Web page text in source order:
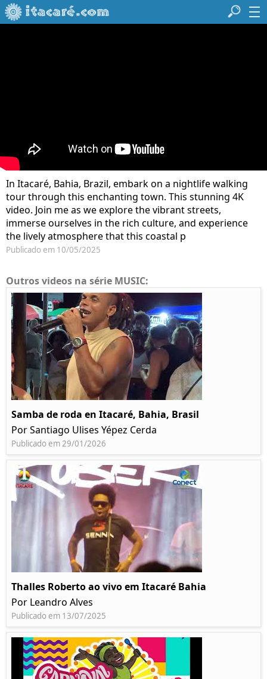
In Itacaré, Bahia, Brazil, embark on a nightlife walking
tour through this enchanting town. This stunning 4K
video. Join me as we explore the vibrant streets,
immerse ourselves in the rich culture, and experience
the lively atmosphere that this coastal p
Publicado em 10/05/2025
Outros videos na série MUSIC:
Samba de roda en Itacaré, Bahia, Brasil
Por Santiago Ulises Yépez Cerda
Publicado em 29/01/2026
Thalles Roberto ao vivo em Itacaré Bahia
Por Leandro Alves
Publicado em 13/07/2025